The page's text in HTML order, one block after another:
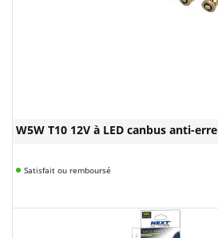
W5W T10 12V à LED canbus anti-
Satisfait ou remboursé